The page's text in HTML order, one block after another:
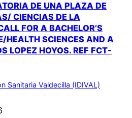
DE UNA PLAZA DE
CIENCIAS DE LA
FOR A BACHELOR’S
HEALTH SCIENCES AND A
LOPEZ HOYOS. REF FCT-
Sanitaria Valdecilla (IDIVAL)